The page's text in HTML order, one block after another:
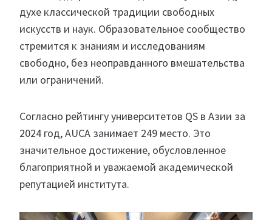
духе классической традиции свободных
искусств и наук. Образовательное сообщество
стремится к знаниям и исследованиям
свободно, без неоправданного вмешательства
или ограничений.
Согласно рейтингу университетов QS в Азии за
2024 год, AUCA занимает 249 место. Это
значительное достижение, обусловленное
благоприятной и уважаемой академической
репутацией института.